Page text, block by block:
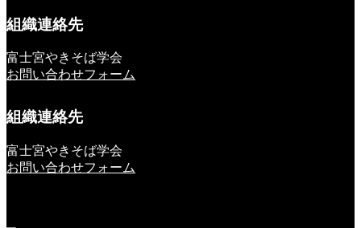
組織連絡先
富士宮やきそば学会
お問い合わせフォーム
組織連絡先
富士宮やきそば学会
お問い合わせフォーム